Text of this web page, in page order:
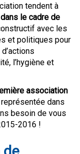
tendent à
le cadre de
avec les
et politiques pour
l’hygiène et
association
représentée dans
besoin de vous
2016 !